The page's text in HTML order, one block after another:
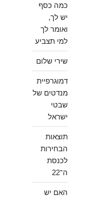
כמה כסף
יש לך,
ואומר לך
למי תצביע
שירי שלום
דמוגרפיית
מנדטים של
שבטי
ישראל
תוצאות
הבחירות
לכנסת
ה־22
האם יש